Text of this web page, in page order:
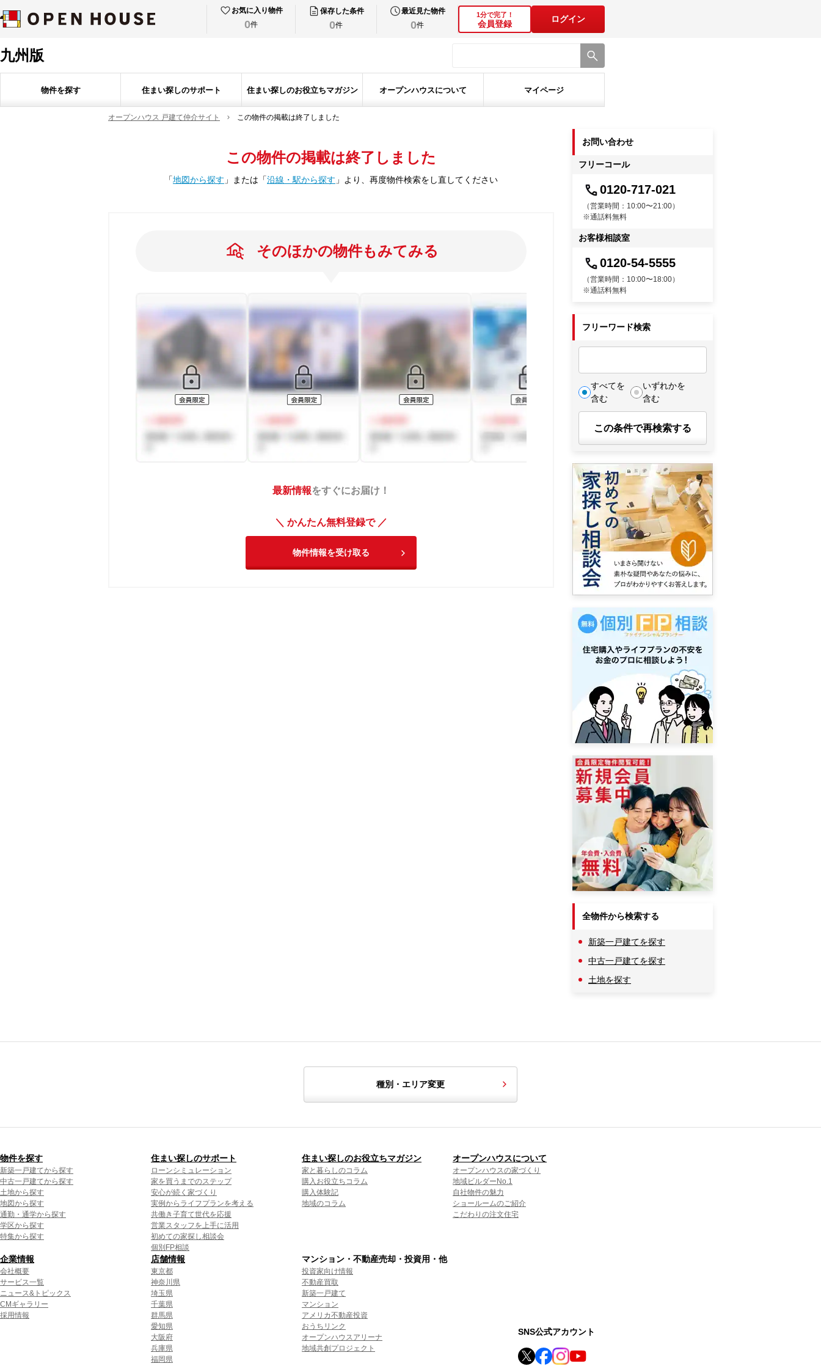
お気に入り物件
0件
保存した条件
0件
最近見た物件
0件
1分で完了！
会員登録
ログイン
九州版
物件を探す 住まい探しのサポート 住まい探しのお役立ちマガジン オープンハウスについて マイページ
オープンハウス 戸建て仲介サイト この物件の掲載は終了しました
この物件の掲載は終了しました
「地図から探す 」 または 「沿線・駅から探す 」 より、再度物件検索をし直してください
そのほかの物件もみてみる
最新情報をすぐにお届け！
＼ かんたん無料登録で ／
物件情報を受け取る
お問い合わせ
フリーコール
0120-717-021
（営業時間：10:00〜21:00）
※通話料無料
お客様相談室
0120-54-5555
（営業時間：10:00〜18:00）
※通話料無料
フリーワード検索
すべてを
含む
いずれかを
含む
この条件で再検索する
全物件から検索する
新築一戸建てを探す
中古一戸建てを探す
土地を探す
種別・エリア変更
物件を探す
新築一戸建てから探す
中古一戸建てから探す
土地から探す
地図から探す
通勤・通学から探す
学区から探す
特集から探す
住まい探しのサポート
ローンシミュレーション
家を買うまでのステップ
安心が続く家づくり
実例からライフプランを考える
共働き子育て世代を応援
営業スタッフを上手に活用
初めての家探し相談会
個別FP相談
住まい探しのお役立ちマガジン
家と暮らしのコラム
購入お役立ちコラム
購入体験記
地域のコラム
オープンハウスについて
オープンハウスの家づくり
地域ビルダーNo.1
自社物件の魅力
ショールームのご紹介
こだわりの注文住宅
企業情報
会社概要
サービス一覧
ニュース&トピックス
CMギャラリー
採用情報
店舗情報
東京都
神奈川県
埼玉県
千葉県
群馬県
愛知県
大阪府
兵庫県
福岡県
マンション・不動産売却・投資用・他
投資家向け情報
不動産買取
新築一戸建て
マンション
アメリカ不動産投資
おうちリンク
オープンハウスアリーナ
地域共創プロジェクト
SNS公式アカウント